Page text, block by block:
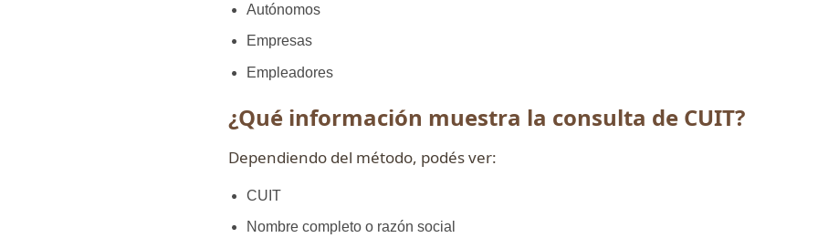
Autónomos
Empresas
Empleadores
¿Qué información muestra la consulta de CUIT?
Dependiendo del método, podés ver:
CUIT
Nombre completo o razón social